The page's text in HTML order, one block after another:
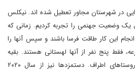
در شهرستان مجاور تعطیل شده ا‌ند. نیکلس
وضعیت جهنمی را تجربه کردیم. زمانی که
این کار طاقت فرسا باشند و سپس آنها را
از ۲۵ کارگر مزرعه، فقط پنج نفر از آنها لهستانی هستند. بقیه
انگلیسی هستند و اکثرا اهل روستا‌های اطراف. دستمزد‌ها نیز از سال ۲۰۲۰